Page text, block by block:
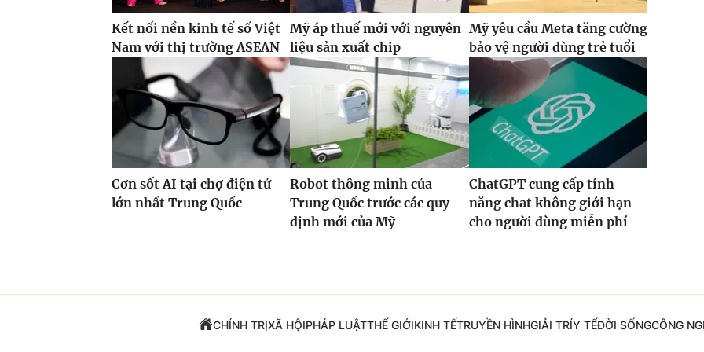
Kết nối nền kinh tế số Việt
Nam với thị trường ASEAN
Mỹ áp thuế mới với nguyên
liệu sản xuất chip
Mỹ yêu cầu Meta tăng cường
bảo vệ người dùng trẻ tuổi
Cơn sốt AI tại chợ điện tử
lớn nhất Trung Quốc
Robot thông minh của
Trung Quốc trước các quy
định mới của Mỹ
ChatGPT cung cấp tính
năng chat không giới hạn
cho người dùng miễn phí
CHÍNH TRỊXÃ HỘIPHÁP LUẬTTHẾ GIỚIKINH TẾTRUYỀN HÌNHGIẢI TRÍY TẾĐỜI SỐNGCÔNG